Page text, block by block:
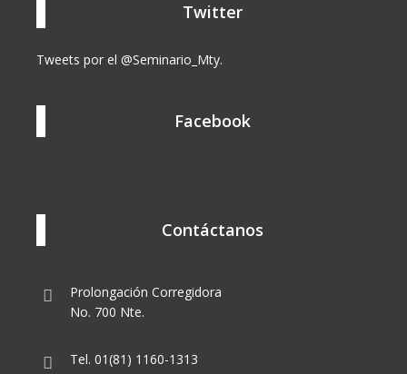
Twitter
Tweets por el @Seminario_Mty.
Facebook
Contáctanos
Prolongación Corregidora
No. 700 Nte.
Tel. 01(81) 1160-1313